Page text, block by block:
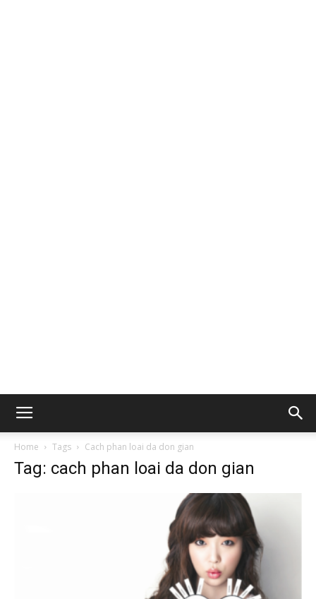
Home Tags Cach phan loai da don gian
Tag: cach phan loai da don gian